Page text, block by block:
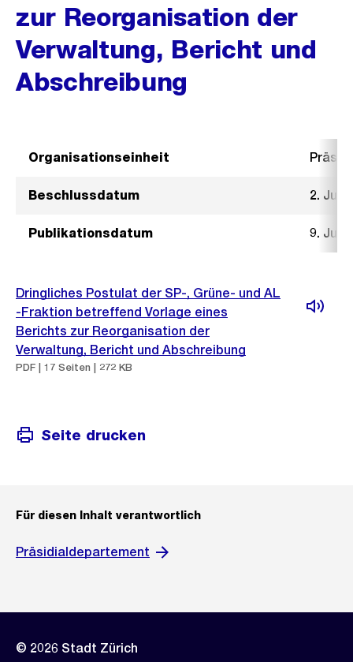
zur Reorganisation der
Verwaltung, Bericht und
Abschreibung
Organisationseinheit
Beschlussdatum 2. Juni
Publikationsdatum 9. Juni
Dringliches Postulat der SP-, Grüne- und AL
-Fraktion betreffend Vorlage eines
Berichts zur Reorganisation der
Verwaltung, Bericht und Abschreibung
PDF | 17 Seiten | 272 KB
Seite drucken
Für diesen Inhalt verantwortlich
Präsidialdepartement
© 2026 Stadt Zürich